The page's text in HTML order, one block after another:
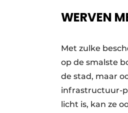
WERVEN
Met zulke
op de smalste
de stad, maar
infrastructuur-
licht is, kan ze